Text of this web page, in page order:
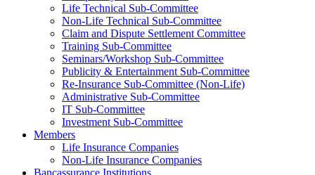
Life Technical Sub-Committee
Non-Life Technical Sub-Committee
Claim and Dispute Settlement Committee
Training Sub-Committee
Seminars/Workshop Sub-Committee
Publicity & Entertainment Sub-Committee
Re-Insurance Sub-Committee (Non-Life)
Administrative Sub-Committee
IT Sub-Committee
Investment Sub-Committee
Members
Life Insurance Companies
Non-Life Insurance Companies
Bancassurance Institutions